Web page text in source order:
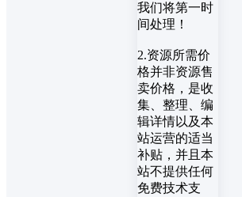
我们将第一时
间处理！
2.资源所需价
格并非资源售
卖价格，是收
集、整理、编
辑详情以及本
站运营的适当
补贴，并且本
站不提供任何
免费技术支